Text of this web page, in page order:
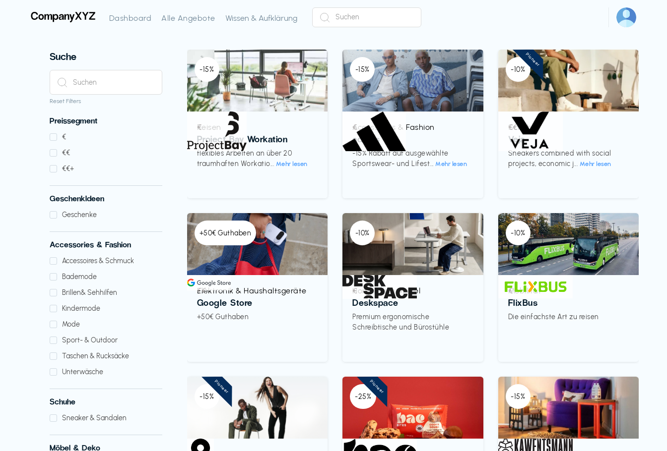
Dashboard Alle Angebote Wissen & Aufklärung
Suche
Reset Filters
Preissegment
€‎
€‎€‎
€‎€‎+
GeschenkIdeen
Geschenke
Accessories & Fashion
Accessoires & Schmuck
Bademode
Brillen& Sehhilfen
Kindermode
Mode
Sport- & Outdoor
Taschen & Rucksäcke
Unterwäsche
Schuhe
Sneaker & Sandalen
Möbel & Deko
-15%
Reisen
Project Bay Workation
flexibles Arbeiten an über 20
traumhaften Workatio... Mehr lesen
€‎
-15%
Accessoires & Fashion
adidas
-15% Rabatt auf ausgewählte
Sportswear- und Lifest...Mehr lesen
€‎
-10%
Schuhe
Veja
Sneakers combined with social
projects, economic j... Mehr lesen
€€‎
Pioneer
+50€ Guthaben
Elektronik & Haushaltsgeräte
Google Store
+50€ Guthaben
€€‎
-10%
Homeoffice Möbel
Deskspace
Premium ergonomische
Schreibtische und Bürostühle
€‎
-10%
Mobilität
FlixBus
Die einfachste Art zu reisen
€‎
-15%
Pioneer
-25%
Pioneer
-15%